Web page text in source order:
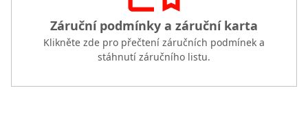
Záruční podmínky a záruční karta
Klikněte zde pro přečtení záručních podmínek a
stáhnutí záručního listu.